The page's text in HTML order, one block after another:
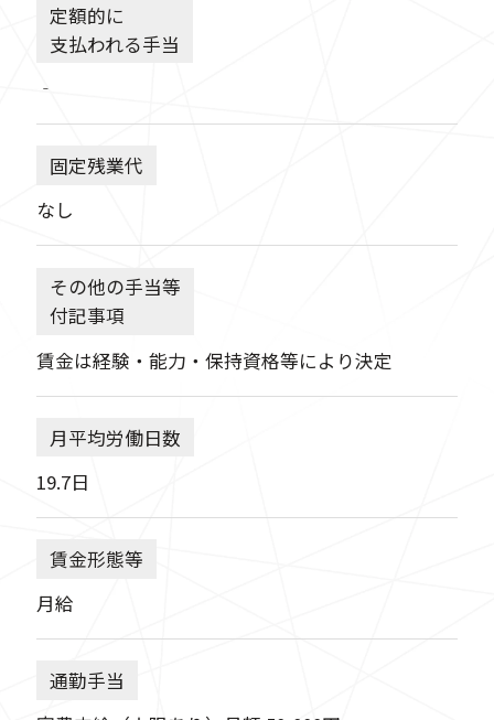
定額的に
支払われる手当
‐
固定残業代
なし
その他の手当等
付記事項
賃金は経験・能力・保持資格等により決定
月平均労働日数
19.7日
賃金形態等
月給
通勤手当